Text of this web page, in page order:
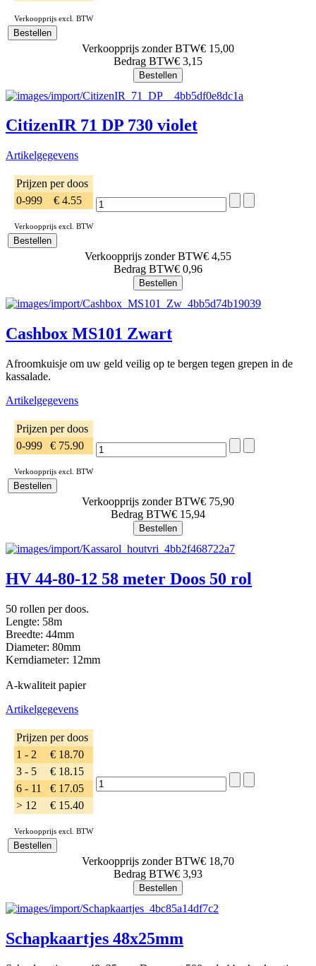
Verkoopprijs excl. BTW
Verkoopprijs zonder BTW€ 15,00
Bedrag BTW€ 3,15
CitizenIR 71 DP 730 violet
Artikelgegevens
Prijzen per doos
0-999
€ 4.55
Verkoopprijs excl. BTW
Verkoopprijs zonder BTW€ 4,55
Bedrag BTW€ 0,96
Cashbox MS101 Zwart
Afroomkuisje om uw geld veilig op te bergen tegen grepen in de
kassalade.
Artikelgegevens
Prijzen per doos
0-999
€ 75.90
Verkoopprijs excl. BTW
Verkoopprijs zonder BTW€ 75,90
Bedrag BTW€ 15,94
HV 44-80-12 58 meter Doos 50 rol
50 rollen per doos.
Lengte: 58m
Breedte: 44mm
Diameter: 80mm
Kerndiameter: 12mm
A-kwaliteit papier
Artikelgegevens
Prijzen per doos
1 - 2
€ 18.70
3 - 5
€ 18.15
6 - 11
€ 17.05
> 12
€ 15.40
Verkoopprijs excl. BTW
Verkoopprijs zonder BTW€ 18,70
Bedrag BTW€ 3,93
Schapkaartjes 48x25mm